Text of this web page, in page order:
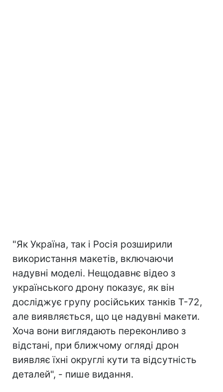
"Як Україна, так і Росія розширили
використання макетів, включаючи
надувні моделі. Нещодавнє відео з
українського дрону показує, як він
досліджує групу російських танків Т-72,
але виявляється, що це надувні макети.
Хоча вони виглядають переконливо з
відстані, при ближчому огляді дрон
виявляє їхні округлі кути та відсутність
деталей", - пише видання.